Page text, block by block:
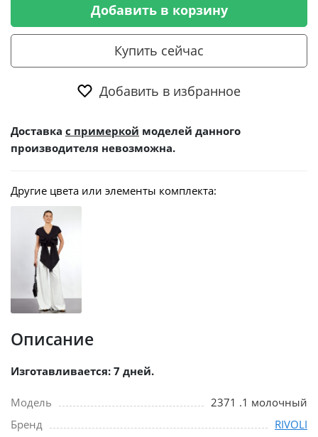
Добавить в корзину
Купить сейчас
Добавить в избранное
Доставка с примеркой моделей данного
производителя невозможна.
Другие цвета или элементы комплекта:
Описание
Изготавливается: 7 дней.
Модель
2371 .1 молочный
Бренд
RIVOLI